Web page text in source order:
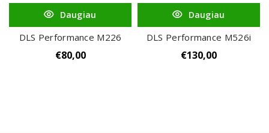
Daugiau
DLS Performance M226
€80,00
Daugiau
DLS Performance M526i
€130,00